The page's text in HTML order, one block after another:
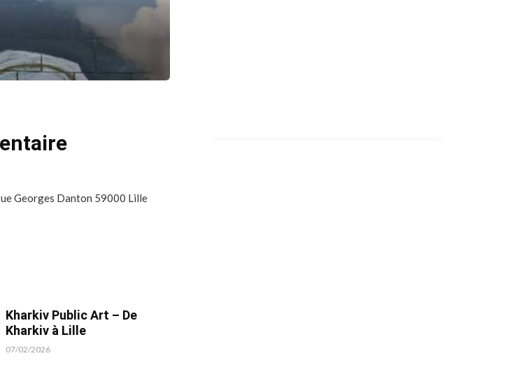
Georges Danton 59000 Lille
Kharkiv Public Art – De
Kharkiv à Lille
07/02/2026